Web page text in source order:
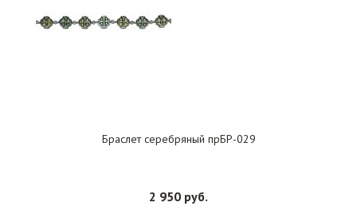
Браслет серебряный прБР-029
2 950 руб.